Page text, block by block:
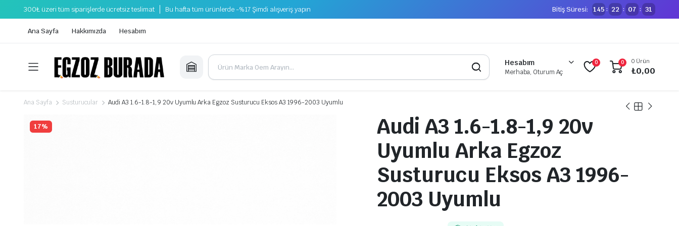
300₺ üzeri tüm siparişlerde ücretsiz teslimat Bu hafta tüm ürünlerde -%17 Şimdi alışveriş yapın Bitiş Süresi: 145 : 22 : 07 : 30
Ana Sayfa Hakkımızda Hesabım
Hesabım
Merhaba, Oturum Aç
0 0 0 Ürün
₺0,00
Ana Sayfa Susturucular Audi A3 1.6-1.8-1,9 20v Uyumlu Arka Egzoz Susturucu Eksos A3 1996-2003 Uyumlu
17%
Audi A3 1.6-1.8-1,9 20v
Uyumlu Arka Egzoz
Susturucu Eksos A3 1996-
2003 Uyumlu